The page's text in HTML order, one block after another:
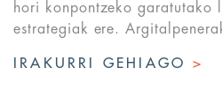
hori konpontzeko garatutako
estrategiak ere.
IRAKURRI GEHIAGO>